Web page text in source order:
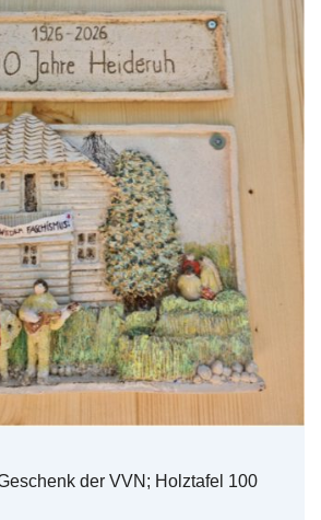
der VVN; Holztafel 100